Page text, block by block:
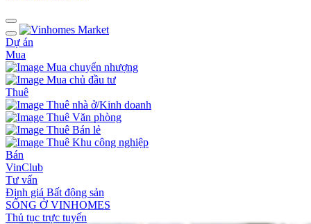
Dự án
Mua
Mua chuyển nhượng
Mua chủ đầu tư
Thuê
Thuê nhà ở/Kinh doanh
Thuê Văn phòng
Thuê Bán lẻ
Thuê Khu công nghiệp
Bán
VinClub
Tư vấn
Định giá Bất động sản
SỐNG Ở VINHOMES
Thủ tục trực tuyến